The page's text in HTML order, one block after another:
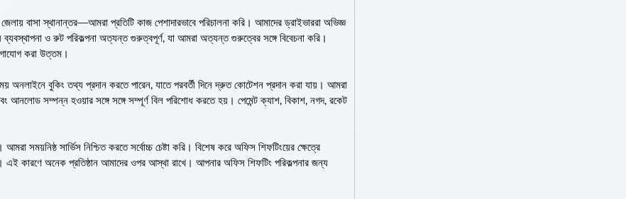
বাসা স্থানান্তর—আমরা প্রতিটি কাজ পেশাদারভাবে পরিচালনা করি। আমাদের ড্রাইভাররা অভিজ্ঞ
ব্যবস্থাপনা ও রুট পরিকল্পনা অত্যন্ত গুরুত্বপূর্ণ, যা আমরা অত্যন্ত গুরুত্বের সঙ্গে বিবেচনা করি।
করা উত্তম।
অনলাইনে বুকিং তথ্য প্রদান করতে পারেন, যাতে পরবর্তী দিনে দ্রুত কোটেশন প্রদান করা যায়। আমরা
আনলোড সম্পন্ন হওয়ার সঙ্গে সঙ্গে সম্পূর্ণ বিল পরিশোধ করতে হয়। পেমেন্ট ক্যাশ, বিকাশ, নগদ, রকেট
সময়নিষ্ঠ সার্ভিস নিশ্চিত করতে সর্বোচ্চ চেষ্টা করি। বিশেষ করে অফিস শিফটিংয়ের ক্ষেত্রে
এই কারণে অনেক প্রতিষ্ঠান আমাদের ওপর আস্থা রাখে। আপনার অফিস শিফটিং পরিকল্পনার জন্য